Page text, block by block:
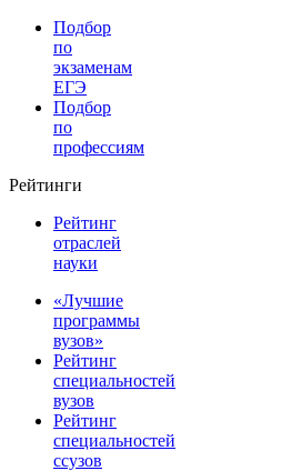
Подбор
по
экзаменам
ЕГЭ
Подбор
по
профессиям
Рейтинги
Рейтинг
отраслей
науки
«Лучшие
программы
вузов»
Рейтинг
специальностей
вузов
Рейтинг
специальностей
ссузов